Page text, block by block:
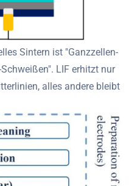
Sintern ist "Ganzzellen-
LIF erhitzt nur
alles andere bleibt